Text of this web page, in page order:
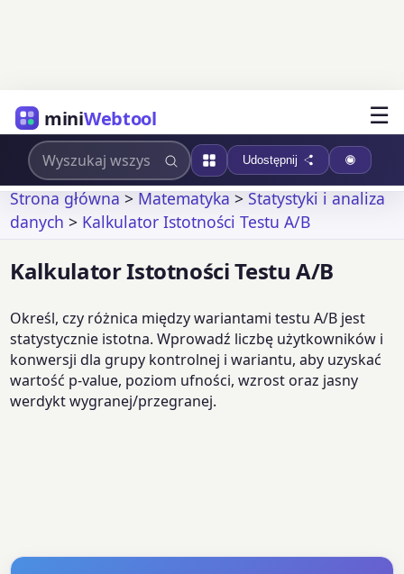
miniWebtool ☰
Udostępnij
Strona główna>Matematyka>Statystyki i analiza
danych > Kalkulator Istotności Testu A/B
Kalkulator Istotności Testu A/B
Określ, czy różnica między wariantami testu A/B jest
statystycznie istotna. Wprowadź liczbę użytkowników i
konwersji dla grupy kontrolnej i wariantu, aby uzyskać
wartość p-value, poziom ufności, wzrost oraz jasny
werdykt wygranej/przegranej.